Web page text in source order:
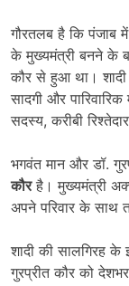
गौरतलब है कि पंजाब
के मुख्यमंत्री बनने के
कौर से हुआ था। शादी
सादगी और
सदस्य, करीबी
भगवंत मान और डॉ.
कौरहै। मुख्यमंत्री
अपने परिवार के साथ
शादी की सालगिरह
गुरप्रीत कौर को